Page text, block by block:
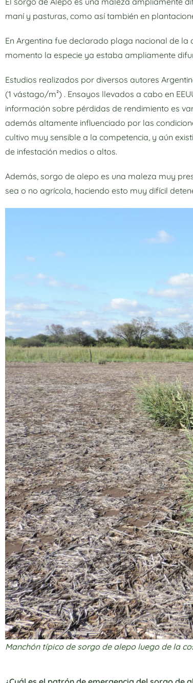
maní y pasturas, como así también en
En Argentina fue declarado plaga nacional de la
momento la especie ya estaba ampliamente
Estudios realizados por diversos autores
(1 vástago/m²) . Ensayos llevados a cabo en
información sobre pérdidas de rendimiento es
además altamente influenciado por las
cultivo muy sensible a la competencia, y aún
de infestación medios o altos.
Además, sorgo de alepo es una maleza muy
sea o no agrícola, haciendo esto muy difícil
Manchón típico de sorgo de alepo luego de la